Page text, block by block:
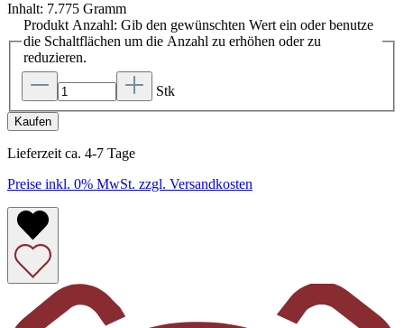
Inhalt: 7.775 Gramm
Produkt Anzahl: Gib den gewünschten Wert ein oder benutze
die Schaltflächen um die Anzahl zu erhöhen oder zu
reduzieren.
Stk
Kaufen
Lieferzeit ca. 4-7 Tage
Preise inkl. 0% MwSt. zzgl. Versandkosten